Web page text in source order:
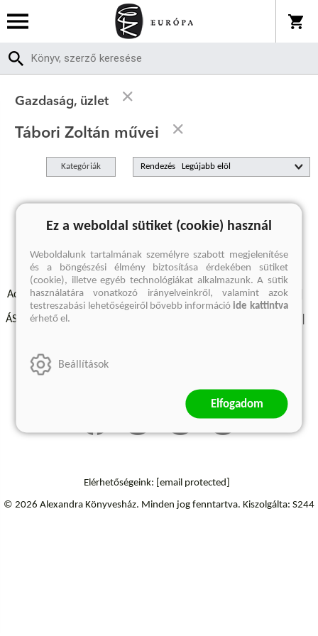
Gazdaság, üzlet
Tábori Zoltán művei
Kategóriák Rendezés
A keresett kifejezésre nincs találat
Adatvédelmi szabályzatok Elállási felmondási nyilatkozat
ÁSZF - Vásárlási feltételek
Szállítási információk
Elérhetőségeink: [email protected]
© 2026 Alexandra Könyvesház. Minden jog fenntartva. Kiszolgálta: S244
Ez a weboldal sütiket (cookie) használ
Weboldalunk tartalmának személyre szabott megjelenítése
és a böngészési élmény biztosítása érdekében sütiket
(cookie), illetve egyéb technológiákat alkalmazunk. A sütik
használatára vonatkozó irányelveinkről, valamint azok
testreszabási lehetőségeiről bővebb információide kattintva
érhető el.
Beállítások
Elfogadom